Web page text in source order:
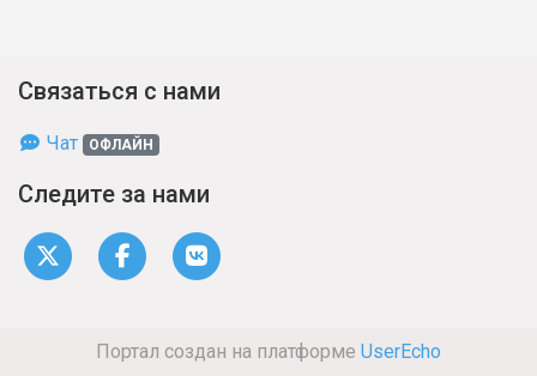
Связаться с нами
Чат ОФЛАЙН
Следите за нами
Портал создан на платформе UserEcho